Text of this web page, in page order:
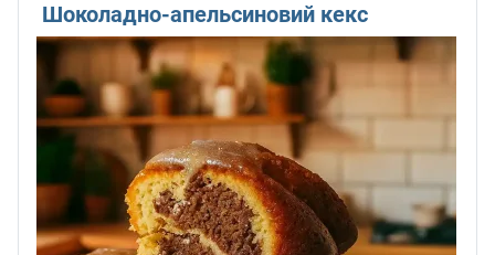
Шоколадно-апельсиновий кекс